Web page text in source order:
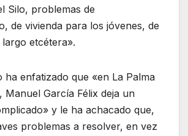
Silo, problemas de
de vivienda para los jóvenes, de
etcétera».
ha enfatizado que «en La Palma
Manuel García Félix deja un
y le ha achacado que,
problemas a resolver, en vez